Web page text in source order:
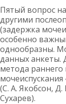
Пятый вопрос
другими
(задержка
особенно
однообразны.
данных анкеты.
метода раннего
(С. А. Якобсон,
Сухарев).